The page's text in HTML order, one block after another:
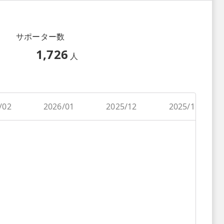
サポーター数
1,726 人
02 2026/01 2025/12 2025/11